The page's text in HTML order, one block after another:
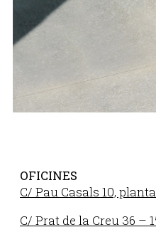
OFICINES
C/ Pau Casals 10,
C/ Prat de la Creu 36 –